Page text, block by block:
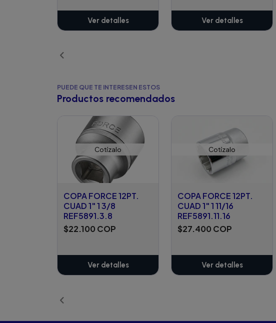
Ver detalles Ver detalles
PUEDE QUE TE INTERESEN ESTOS
Productos recomendados
Cotízalo
COPA FORCE 12PT.
CUAD 1" 1 3/8
REF5891.3.8
$22.100 COP
Ver detalles
Cotízalo
COPA FORCE 12PT.
CUAD 1" 1 11/16
REF5891.11.16
$27.400 COP
Ver detalles